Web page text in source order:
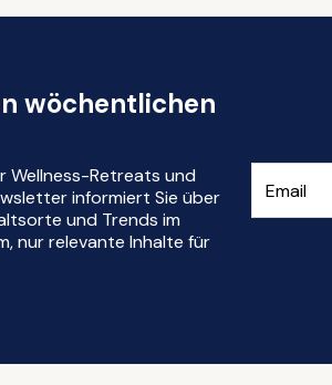
wöchentlichen
Wellness-Retreats und
informiert Sie über
und Trends im
nur relevante Inhalte für